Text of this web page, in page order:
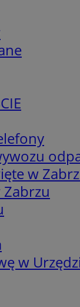
w
Zabrzu
w